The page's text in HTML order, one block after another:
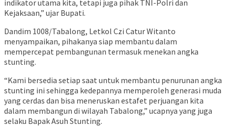
indikator utama kita, tetapi juga pihak TNI-Polri dan
Kejaksaan,” ujar Bupati.
Dandim 1008/Tabalong, Letkol Czi Catur Witanto
menyampaikan, pihakanya siap membantu dalam
mempercepat pembangunan termasuk menekan angka
stunting.
“Kami bersedia setiap saat untuk membantu penurunan angka
stunting ini sehingga kedepannya memperoleh generasi muda
yang cerdas dan bisa meneruskan estafet perjuangan kita
dalam membangun di wilayah Tabalong,” ucapnya yang juga
selaku Bapak Asuh Stunting.